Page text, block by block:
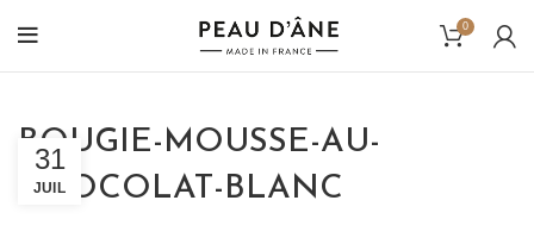
0
BOUGIE-MOUSSE-AU-
CHOCOLAT-BLANC
31
JUIL